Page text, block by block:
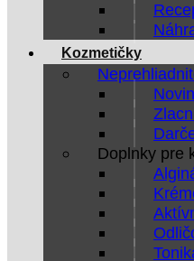
Kozmetičky
Doplnky pre